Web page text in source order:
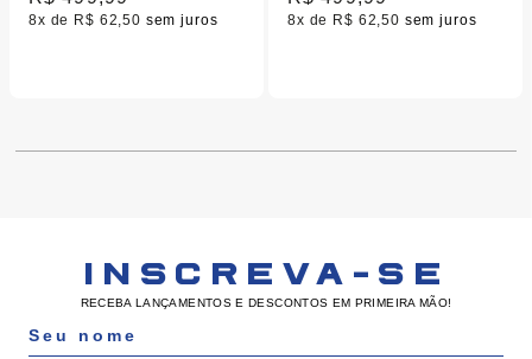
8x R$ 62,50 sem juros 8x R$ 62,50 sem juros
INSCREVA-SE
RECEBA LANÇAMENTOS E DESCONTOS EM PRIMEIRA MÃO!